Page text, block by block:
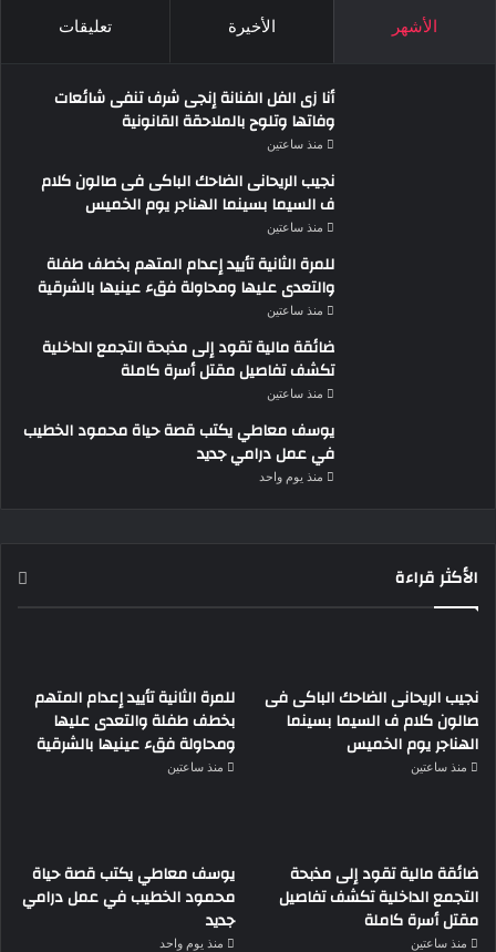
الأشهر الأخيرة تعليقات
أنا زى الفل الفنانة إنجى شرف تنفى شائعات
وفاتها وتلوح بالملاحقة القانونية
منذ ساعتين
نجيب الريحانى الضاحك الباكى فى صالون كلام
ف السيما بسينما الهناجر يوم الخميس
منذ ساعتين
للمرة الثانية تأييد إعدام المتهم بخطف طفلة
والتعدى عليها ومحاولة فقء عينيها بالشرقية
منذ ساعتين
ضائقة مالية تقود إلى مذبحة التجمع الداخلية
تكشف تفاصيل مقتل أسرة كاملة
منذ ساعتين
يوسف معاطي يكتب قصة حياة محمود الخطيب
في عمل درامي جديد
منذ يوم واحد
الأكثر قراءة
نجيب الريحانى الضاحك الباكى فى
صالون كلام ف السيما بسينما
الهناجر يوم الخميس
منذ ساعتين
للمرة الثانية تأييد إعدام المتهم
بخطف طفلة والتعدى عليها
ومحاولة فقء عينيها بالشرقية
منذ ساعتين
ضائقة مالية تقود إلى مذبحة
التجمع الداخلية تكشف تفاصيل
مقتل أسرة كاملة
منذ ساعتين
يوسف معاطي يكتب قصة حياة
محمود الخطيب في عمل درامي
جديد
منذ يوم واحد